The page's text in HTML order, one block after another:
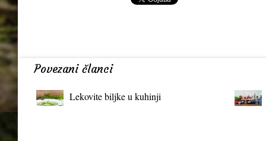
Povezani članci
Lekovite biljke u kuhinji